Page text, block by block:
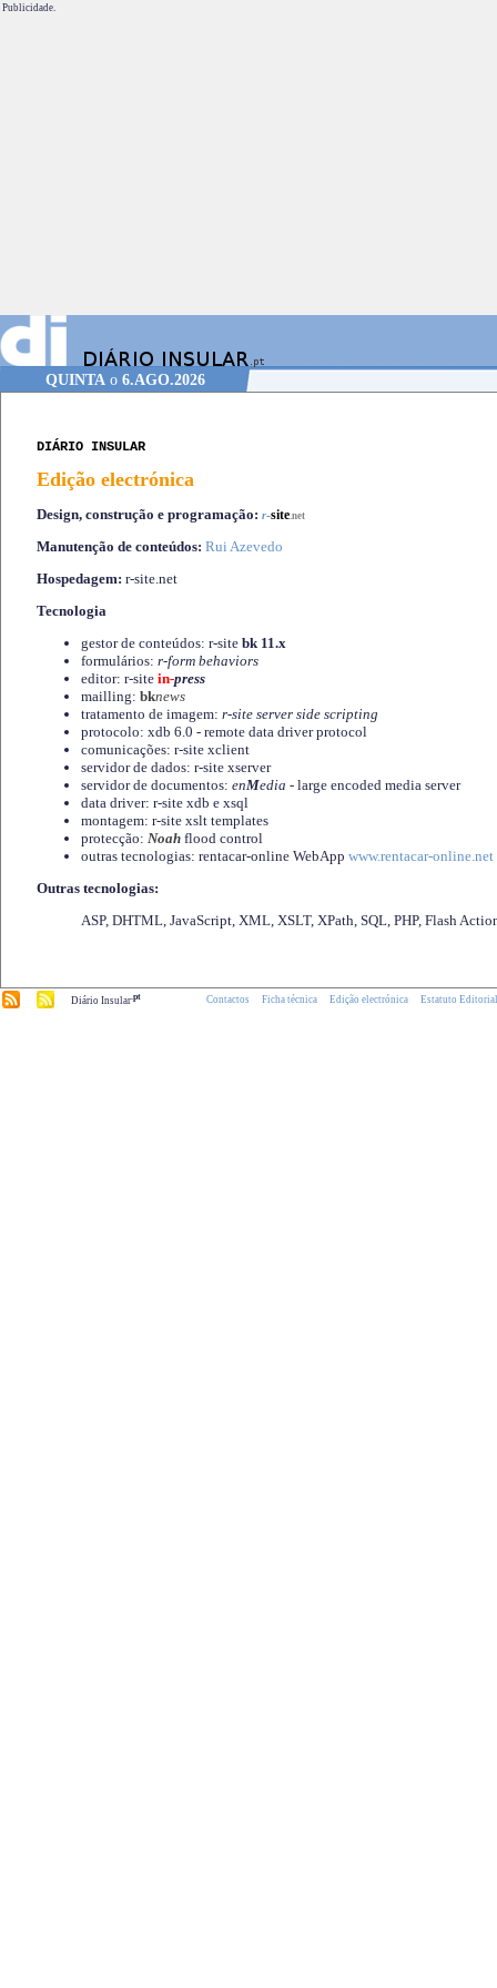
Publicidade.
QUINTAo 6.AGO.2026
DIÁRIO INSULAR
Edição electrónica
Design, construção e programação: r-site.net
Manutenção de conteúdos: Rui Azevedo
Hospedagem: r-site.net
Tecnologia
gestor de conteúdos: r-site bk 11.x
formulários: r-form behaviors
editor: r-site in-press
mailling: bknews
tratamento de imagem: r-site server side scripting
protocolo: xdb 6.0 - remote data driver protocol
comunicações: r-site xclient
servidor de dados: r-site xserver
servidor de documentos: enMedia - large encoded media server
data driver: r-site xdb e xsql
montagem: r-site xslt templates
protecção: Noah flood control
outras tecnologias: rentacar-online WebApp www.rentacar-online.net
Outras tecnologias:
ASP, DHTML, JavaScript, XML, XSLT, XPath, SQL, PHP, Flash
Diário Insular.pt Contactos Ficha técnica Edição electrónica Estatuto Editorial